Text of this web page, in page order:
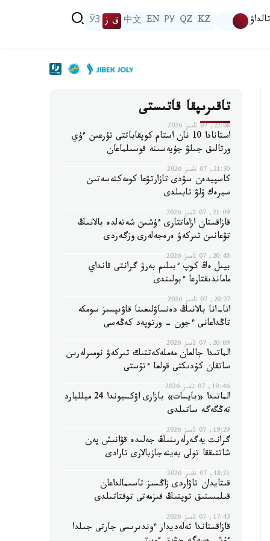
تالداۋ KZ
QZ
РУ
EN
中文 ق ز ЎЗ
تاقىرىپقا قاتىستى
22:08, 07 تامىز 2026
استانادا 10 نان استام كوپقاباتتى تۇرعىن ءۇي
ورتالىق جىلۋ جۇيەسىنە قوسىلماعان
21:30, 07 تامىز 2026
كاسپيدەن سۋدى تازارتۋعا كومەكتەسەتىن
سيرەك ۇلۋ تابىلدى
21:09, 07 تامىز 2026
قازاقستان ازاماتتارى ءۇشىن شەتەلدە بالانىڭ
تۋعانىن تىركەۋ ەرەجەلەرى وزگەردى
20:45, 07 تامىز 2026
بيىل ەڭ كوپ ءبىلىم بەرۋ گرانتى قانداي
ماماندىقتارعا ءبولىندى
20:27, 07 تامىز 2026
اتا-انا بالانىڭ دەنساۋلىعىنا قاۋىپسىز سومكە
تاڭداعانى ءجون - ورتوپەد كەڭەسى
20:09, 07 تامىز 2026
الماتىدا جالعان مەملەكەتتىك تىركەۋ نومىرلەرىن
ساتقان كۇدىكتى قولعا ءتۇستى
19:46, 07 تامىز 2026
الماتىدا «بايسات» بازارى اۋكسيوندا 24 ميلليارد
تەڭگەگە ساتىلدى
19:29, 07 تامىز 2026
گرانت يەگەرلەرىنىڭ جەلىدە قۋانىش پەن
شاتتىققا تولى بەينەجازبالارى تارادى
18:21, 07 تامىز 2026
قىتايدان تاۋاردى زاڭسىز تاسىمالداعان
قىلمىستىق توپتىڭ قىزمەتى توقتاتىلدى
17:43, 07 تامىز 2026
قازاقستاندا تەلەديدار ءوندىرىسى جارتى جىلدا